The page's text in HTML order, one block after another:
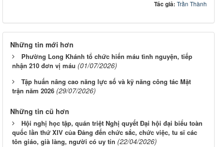
Tác giả: Trần Thành
Những tin mới hơn
Phường Long Khánh tổ chức hiến máu tình nguyện, tiếp
nhận 210 đơn vị máu (01/07/2026)
Tập huấn nâng cao năng lực số và kỹ năng công tác Mặt
trận năm 2026 (29/07/2026)
Những tin cũ hơn
Hội nghị học tập, quán triệt Nghị quyết Đại hội đại biểu toàn
quốc lần thứ XIV của Đảng đến chức sắc, chức việc, tu sĩ các
tôn giáo, già làng, người có uy tín (22/04/2026)